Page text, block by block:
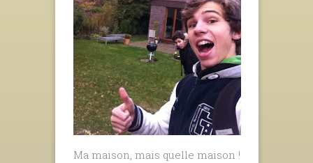
Ma maison, mais quelle maison !